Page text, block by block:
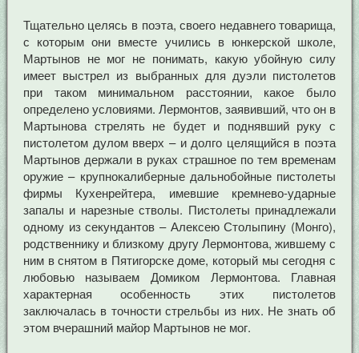
Тщательно целясь в поэта, своего недавнего товарища,
с которым они вместе учились в юнкерской школе,
Мартынов не мог не понимать, какую убойную силу
имеет выстрел из выбранных для дуэли пистолетов
при таком минимальном расстоянии, какое было
определено условиями. Лермонтов, заявивший, что он в
Мартынова стрелять не будет и поднявший руку с
пистолетом дулом вверх – и долго целящийся в поэта
Мартынов держали в руках страшное по тем временам
оружие – крупнокалиберные дальнобойные пистолеты
фирмы Кухенрейтера, имевшие кремнево-ударные
запалы и нарезные стволы. Пистолеты принадлежали
одному из секундантов – Алексею Столыпину (Монго),
родственнику и близкому другу Лермонтова, жившему с
ним в снятом в Пятигорске доме, который мы сегодня с
любовью называем Домиком Лермонтова. Главная
характерная особенность этих пистолетов
заключалась в точности стрельбы из них. Не знать об
этом вчерашний майор Мартынов не мог.